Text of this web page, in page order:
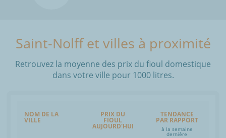
Saint-Nolff et villes à proximité
Retrouvez la moyenne des prix du fioul domestique
dans votre ville pour 1000 litres.
NOM DE LA
VILLE
PRIX DU
FIOUL
AUJOURD'HUI
TENDANCE
PAR RAPPORT
à la semaine
dernière